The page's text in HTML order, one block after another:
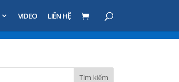
VIDEO LIÊN HỆ